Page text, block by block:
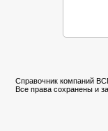
Справочник компаний
Все права сохранены и